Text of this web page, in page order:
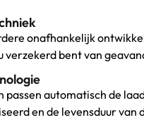
onafhankelijk
verzekerd bent van
passen automatisch de
en de levensduur